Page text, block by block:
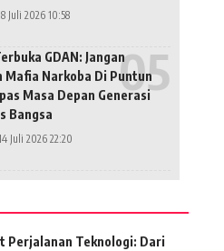
Juli 2026 10:58
GDAN: Jangan
Mafia Narkoba Di Puntun
Masa Depan Generasi
Bangsa
Juli 2026 22:20
Perjalanan Teknologi: Dari